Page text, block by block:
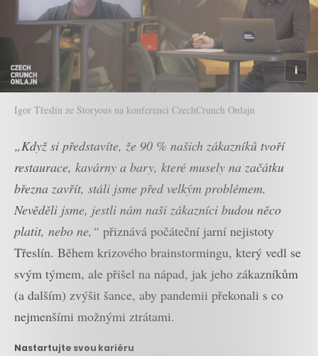
Igor Třeslín ze Storyous na konferenci CzechCrunch Onlajn
„Když si představíte, že 90 % našich zákazníků tvoří
restaurace, kavárny a bary, které musely na začátku
března zavřít, stáli jsme před velkým problémem.
Nevěděli jsme, jestli nám naši zákazníci budou něco
platit, nebo ne,“ přiznává počáteční jarní nejistoty
Třeslín. Během krizového brainstormingu, který vedl se
svým týmem, ale přišel na nápad, jak jeho zákazníkům
(a dalším) zvýšit šance, aby pandemii překonali s co
nejmenšími možnými ztrátami.
Nastartujte svou kariéru